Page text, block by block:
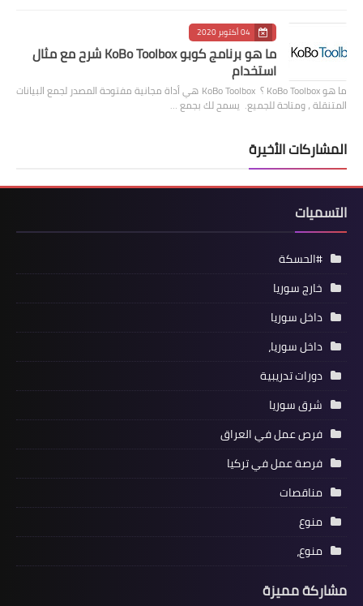
04 أكتوبر 2020
ما هو برنامج كوبو KoBo Toolbox شرح مع مثال
استخدام
ما هو KoBo Toolbox ؟ KoBo Toolbox هي أداة مجانية مفتوحة المصدر لجمع البيانات
المتنقلة ، ومتاحة للجميع. يسمح لك بجمع …
المشاركات الأخيرة
التسميات
#الحسكة
خارج سوريا
داخل سوريا
داخل سوريا،
دورات تدريبية
شرق سوريا
فرص عمل في العراق
فرصة عمل في تركيا
مناقصات
منوع
منوع،
مشاركة مميزة